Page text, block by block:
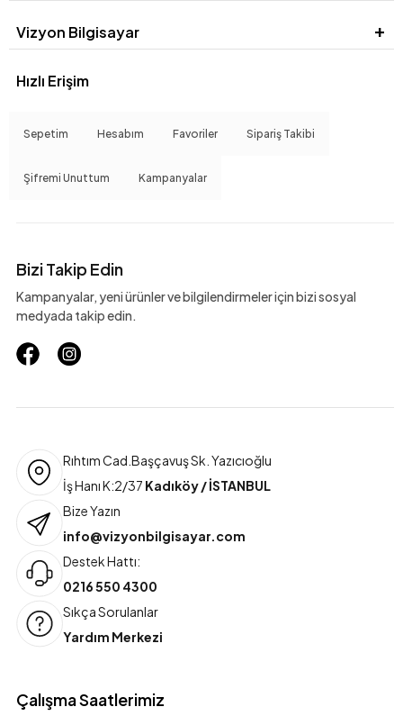
Vizyon Bilgisayar
Hızlı Erişim
Sepetim Hesabım Favoriler Sipariş Takibi
Şifremi Unuttum Kampanyalar
Bizi Takip Edin
Kampanyalar, yeni ürünler ve bilgilendirmeler için bizi sosyal
medyada takip edin.
Rıhtım Cad.Başçavuş Sk. Yazıcıoğlu
İş Hanı K:2/37 Kadıköy / İSTANBUL
Bize Yazın
info@vizyonbilgisayar.com
Destek Hattı:
0216 550 4300
Sıkça Sorulanlar
Yardım Merkezi
Çalışma Saatlerimiz